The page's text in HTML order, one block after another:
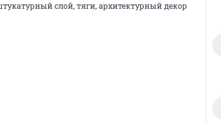
слой, тяги, архитектурный декор